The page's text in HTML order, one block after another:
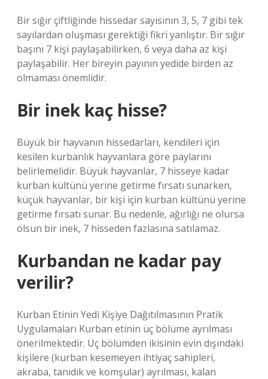
Bir sığır çiftliğinde hissedar sayısının 3, 5, 7 gibi tek
sayılardan oluşması gerektiği fikri yanlıştır. Bir sığır
başını 7 kişi paylaşabilirken, 6 veya daha az kişi
paylaşabilir. Her bireyin payının yedide birden az
olmaması önemlidir.
Bir inek kaç hisse?
Büyük bir hayvanın hissedarları, kendileri için
kesilen kurbanlık hayvanlara göre paylarını
belirlemelidir. Büyük hayvanlar, 7 hisseye kadar
kurban kültünü yerine getirme fırsatı sunarken,
küçük hayvanlar, bir kişi için kurban kültünü yerine
getirme fırsatı sunar. Bu nedenle, ağırlığı ne olursa
olsun bir inek, 7 hisseden fazlasına satılamaz.
Kurbandan ne kadar pay
verilir?
Kurban Etinin Yedi Kişiye Dağıtılmasının Pratik
Uygulamaları Kurban etinin üç bölüme ayrılması
önerilmektedir. Üç bölümden ikisinin evin dışındaki
kişilere (kurban kesemeyen ihtiyaç sahipleri,
akraba, tanıdık ve komşular) ayrılması, kalan